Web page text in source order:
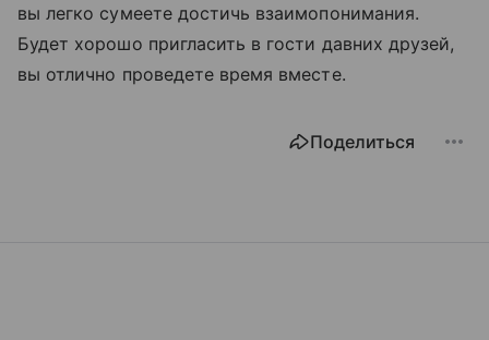
вы легко сумеете достичь взаимопонимания.
Будет хорошо пригласить в гости давних друзей,
вы отлично проведете время вместе.
Поделиться